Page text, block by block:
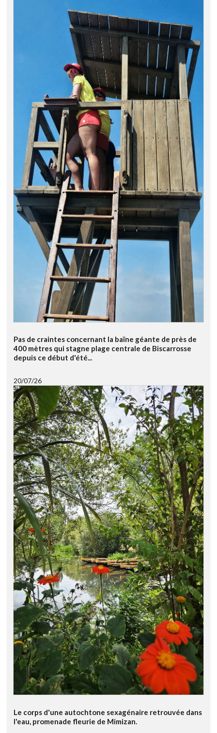
Pas de craintes concernant la baïne géante de près de
400 mètres qui stagne plage centrale de Biscarrosse
depuis ce début d'été...
20/07/26
Le corps d'une autochtone sexagénaire retrouvée dans
l'eau, promenade fleurie de Mimizan.